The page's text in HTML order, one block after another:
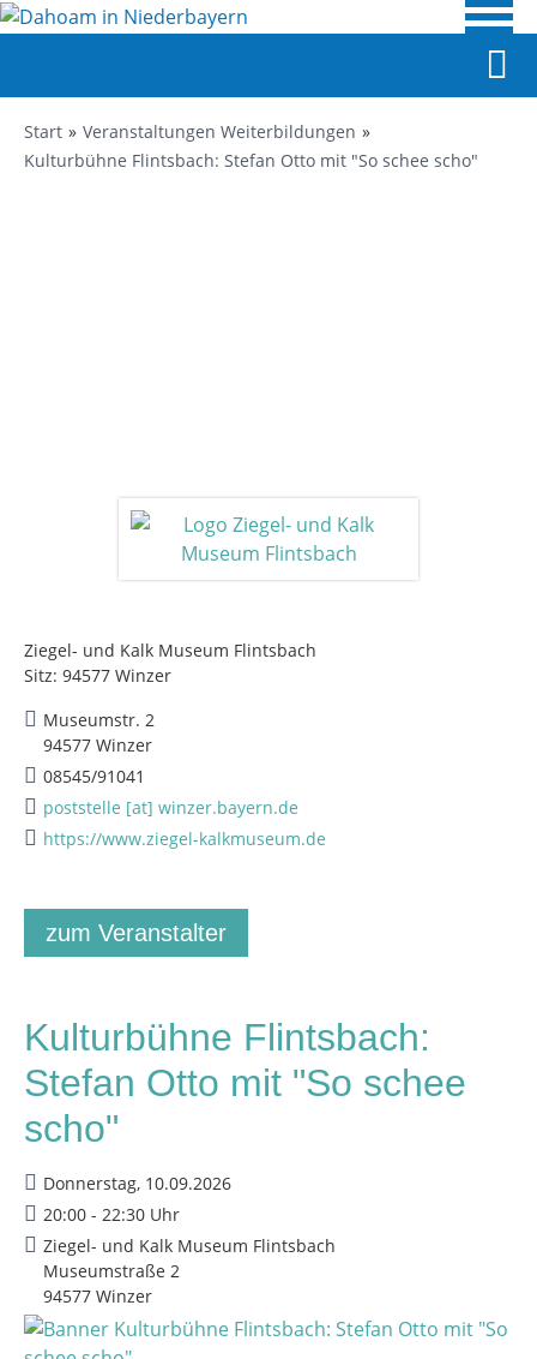
Start
Veranstaltungen Weiterbildungen
Kulturbühne Flintsbach: Stefan Otto mit "So schee scho"
Ziegel- und Kalk Museum Flintsbach
Sitz: 94577 Winzer
Museumstr. 2
94577 Winzer
08545/91041
poststelle [at] winzer.bayern.de
https://www.ziegel-kalkmuseum.de
zum Veranstalter
Kulturbühne Flintsbach:
Stefan Otto mit "So schee
scho"
Donnerstag, 10.09.2026
20:00 - 22:30 Uhr
Ziegel- und Kalk Museum Flintsbach
Museumstraße 2
94577 Winzer